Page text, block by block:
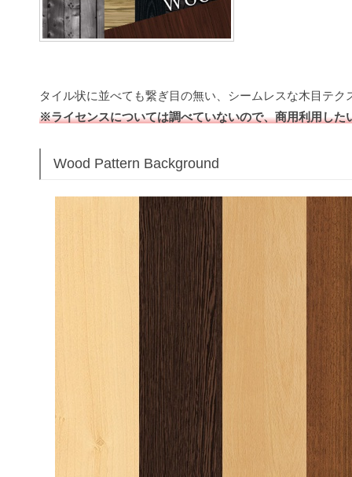
タイル状に並べても繋ぎ目の無い、シームレスな木目テク
※ライセンスについては調べていないので、商用利用した
Wood Pattern Background